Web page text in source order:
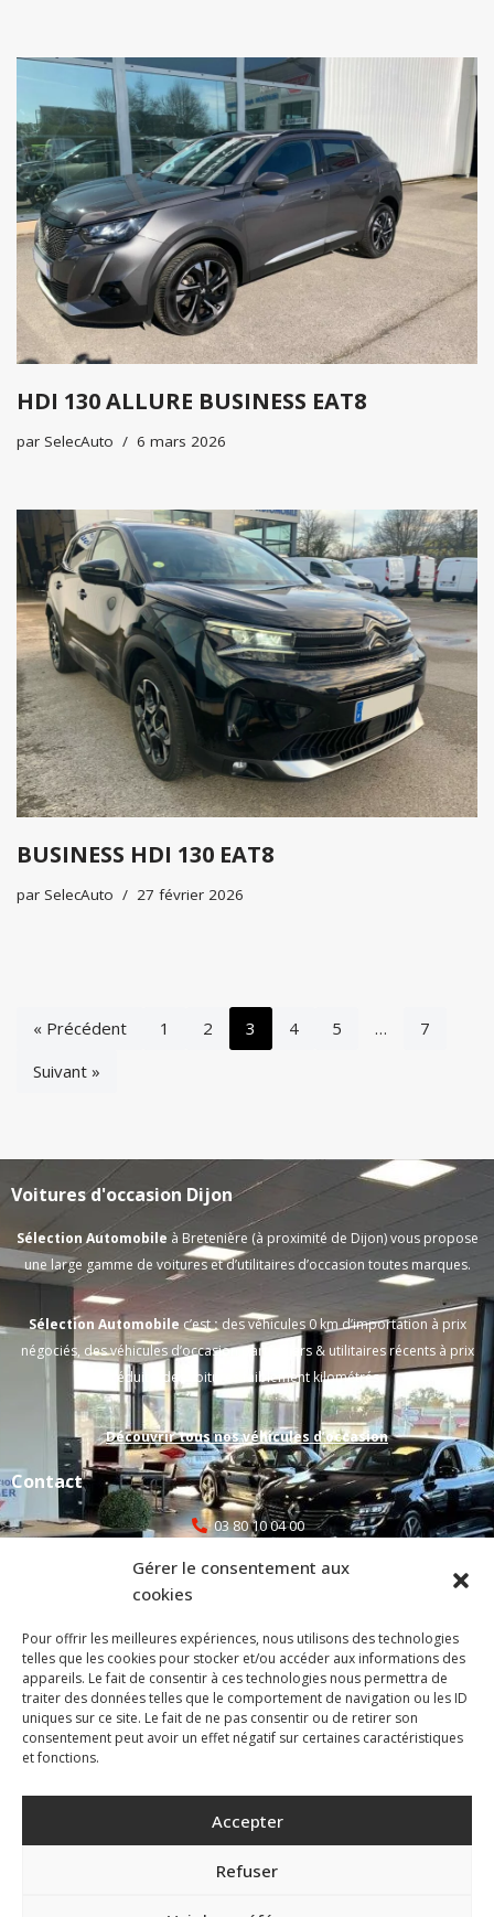
Gérer le consentement aux
cookies
Pour offrir les meilleures expériences, nous utilisons des technologies
telles que les cookies pour stocker et/ou accéder aux informations des
appareils. Le fait de consentir à ces technologies nous permettra de
traiter des données telles que le comportement de navigation ou les ID
uniques sur ce site. Le fait de ne pas consentir ou de retirer son
consentement peut avoir un effet négatif sur certaines caractéristiques
et fonctions.
Accepter
Refuser
HDI 130 ALLURE BUSINESS EAT8
par SelecAuto 6 mars 2026
BUSINESS HDI 130 EAT8
par SelecAuto 27 février 2026
« Précédent 1 2 3 4 5 …
7
Suivant »
Voitures d'occasion Dijon
Sélection Automobile à Bretenière (à proximité de Dijon) vous propose
une large gamme de voitures et d’utilitaires d’occasion toutes marques.
Sélection Automobilec’est:des véhicules 0 km d’importation à prix
négociés, des véhicules d’occasion particuliers & utilitaires récents à prix
réduits, des voitures faiblement kilométrés.
Découvrir tous nos véhicules d’occasion
Contact
03 80 10 04 00
selecauto@orange.fr
1C Rue de la Plucharde, 21110 Bretenière
Mentions légales
Politique de cookies (UE)
Site réalisé par VBAUDRY – Création, refonte et maintenance de